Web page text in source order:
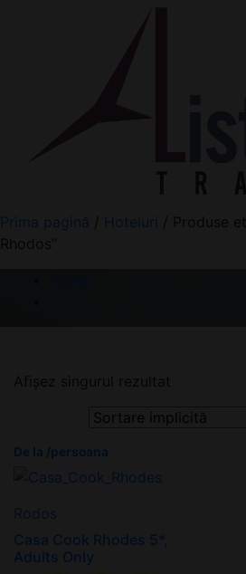
Prima pagină Hoteluri
De la /persoana
Rodos
Casa Cook Rhodes 5*,
Adults Only